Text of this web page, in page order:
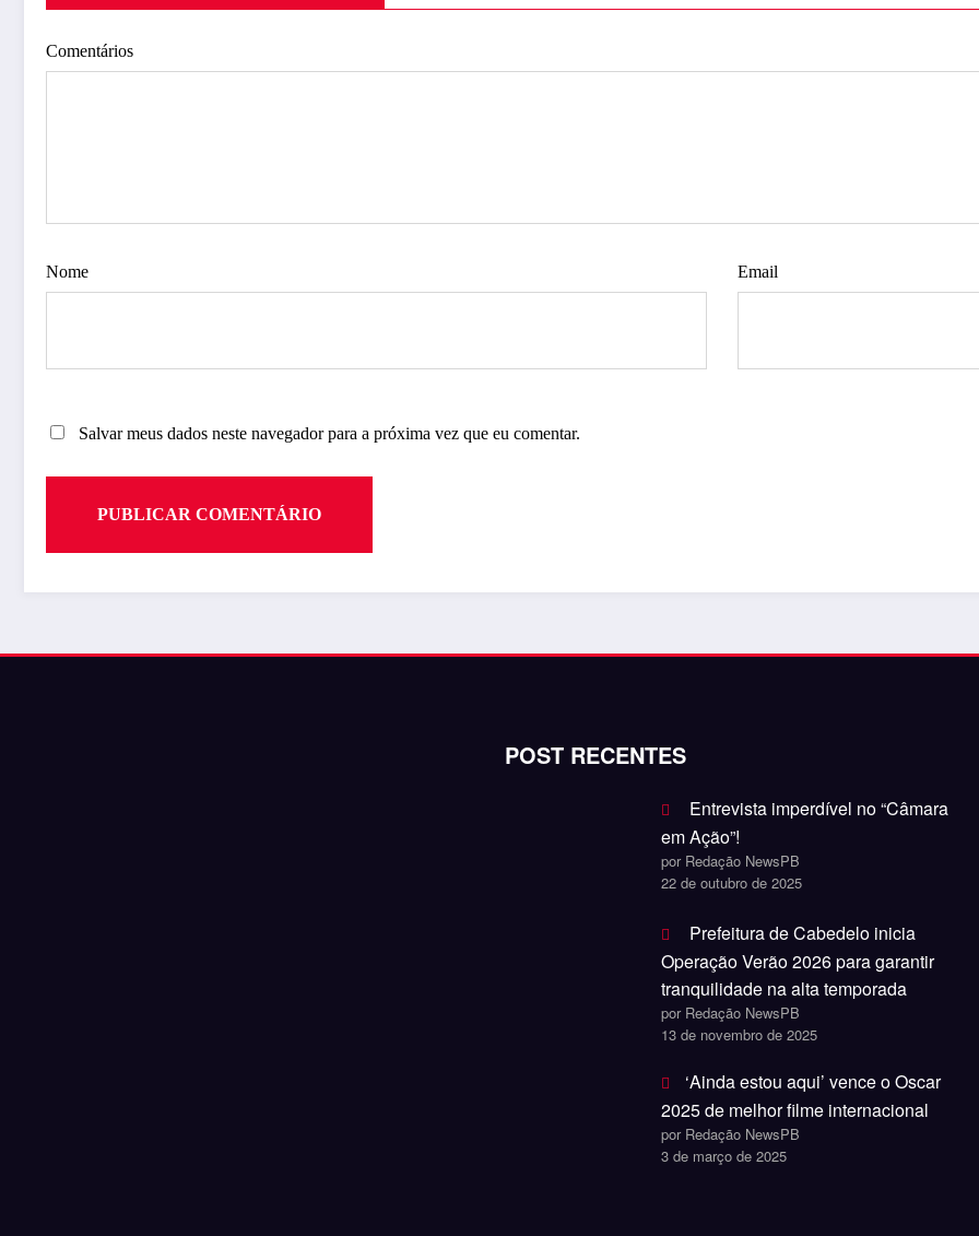
Comentários
Nome Email
Salvar meus dados neste navegador para a próxima vez que eu comentar.
POST RECENTES
Entrevista imperdível no “Câmara
em Ação”!
por Redação NewsPB
22 de outubro de 2025
Prefeitura de Cabedelo inicia
Operação Verão 2026 para garantir
tranquilidade na alta temporada
por Redação NewsPB
13 de novembro de 2025
‘Ainda estou aqui’ vence o Oscar
2025 de melhor filme internacional
por Redação NewsPB
3 de março de 2025